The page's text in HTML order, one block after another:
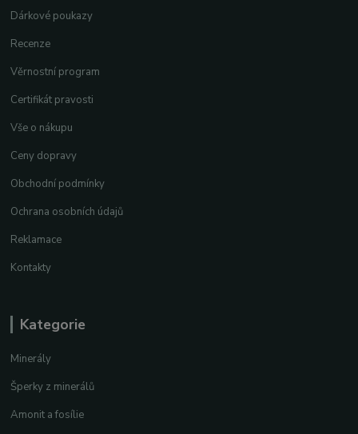
Dárkové poukazy
Recenze
Věrnostní program
Certifikát pravosti
Vše o nákupu
Ceny dopravy
Obchodní podmínky
Ochrana osobních údajů
Reklamace
Kontakty
Kategorie
Minerály
Šperky z minerálů
Amonit a fosílie